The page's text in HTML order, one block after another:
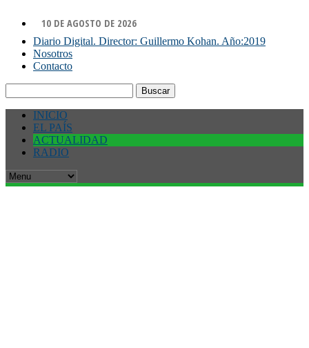
10 DE AGOSTO DE 2026
Diario Digital. Director: Guillermo Kohan. Año:2019
Nosotros
Contacto
INICIO
EL PAÍS
ACTUALIDAD
RADIO